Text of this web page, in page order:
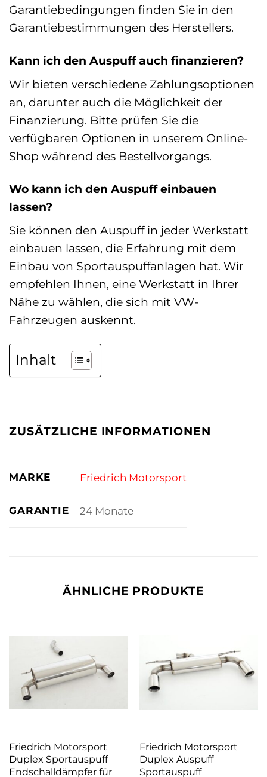
Garantiebedingungen finden Sie in den
Garantiebestimmungen des Herstellers.
Kann ich den Auspuff auch finanzieren?
Wir bieten verschiedene Zahlungsoptionen
an, darunter auch die Möglichkeit der
Finanzierung. Bitte prüfen Sie die
verfügbaren Optionen in unserem Online-
Shop während des Bestellvorgangs.
Wo kann ich den Auspuff einbauen
lassen?
Sie können den Auspuff in jeder Werkstatt
einbauen lassen, die Erfahrung mit dem
Einbau von Sportauspuffanlagen hat. Wir
empfehlen Ihnen, eine Werkstatt in Ihrer
Nähe zu wählen, die sich mit VW-
Fahrzeugen auskennt.
Inhalt
ZUSÄTZLICHE INFORMATIONEN
MARKE Friedrich Motorsport
GARANTIE 24 Monate
ÄHNLICHE PRODUKTE
Friedrich Motorsport
Duplex Sportauspuff
Endschalldämpfer für
Friedrich Motorsport
Duplex Auspuff
Sportauspuff